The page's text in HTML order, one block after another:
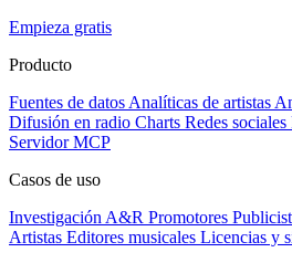
Empieza gratis
Producto
Fuentes de datos Analíticas de artistas
Difusión en radio Charts Redes sociales
Servidor MCP
Casos de uso
Investigación A&R Promotores
Artistas Editores musicales Licencias y